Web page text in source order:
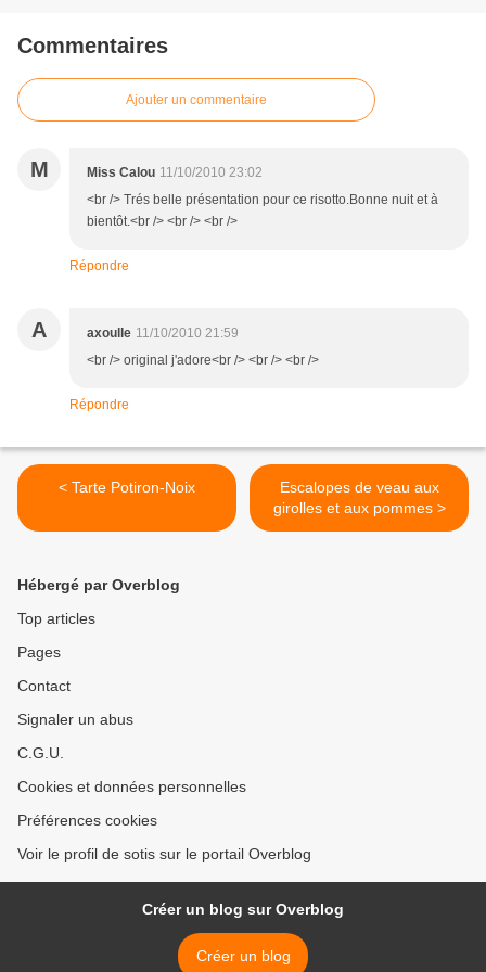
Commentaires
Ajouter un commentaire
M Miss Calou 11/10/2010 23:02
<br /> Trés belle présentation pour ce risotto.Bonne nuit et à
bientôt.<br /> <br /> <br />
Répondre
A axoulle 11/10/2010 21:59
<br /> original j'adore<br /> <br /> <br />
Répondre
< Tarte Potiron-Noix
Escalopes de veau aux
girolles et aux pommes >
Hébergé par Overblog
Top articles
Pages
Contact
Signaler un abus
C.G.U.
Cookies et données personnelles
Préférences cookies
Voir le profil de sotis sur le portail Overblog
Créer un blog sur Overblog
Créer un blog